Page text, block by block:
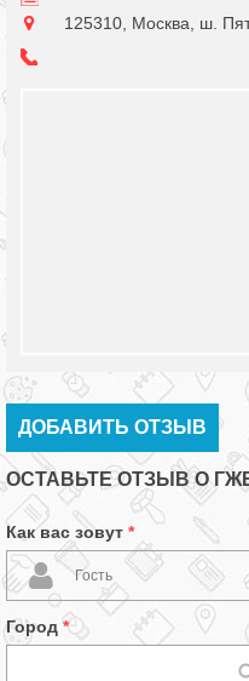
125310, Москва, ш.
ДОБАВИТЬ ОТЗЫВ
ОСТАВЬТЕ ОТЗЫВ О
Как вас зовут *
Город *